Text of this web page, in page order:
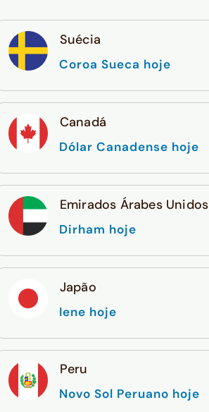
Suécia
Coroa Sueca hoje
Canadá
Dólar Canadense hoje
Emirados Árabes Unidos
Dirham hoje
Japão
Iene hoje
Peru
Novo Sol Peruano hoje